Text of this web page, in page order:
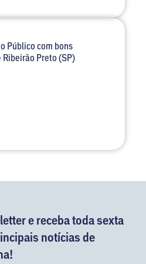
Público com bons
Ribeirão Preto (SP)
e receba toda sexta
notícias de